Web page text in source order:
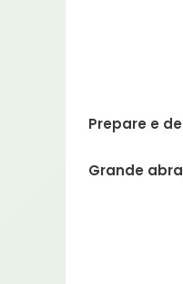
Prepare e
Grande